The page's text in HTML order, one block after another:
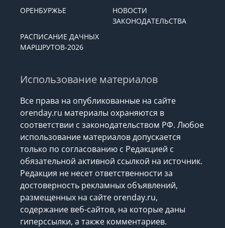
ОРЕНБУРЖЬЕ
НОВОСТИ
ЗАКОНОДАТЕЛЬСТВА
РАСПИСАНИЕ ДАЧНЫХ
МАРШРУТОВ-2026
Использование материалов
Все права на опубликованные на сайте
orenday.ru материалы охраняются в
соответствии с законодательством РФ. Любое
использование материалов допускается
только по согласованию с Редакцией с
обязательной активной ссылкой на источник.
Редакция не несет ответственности за
достоверность рекламных объявлений,
размещенных на сайте orenday.ru,
содержание веб-сайтов, на которые даны
гиперссылки, а также комментариев.